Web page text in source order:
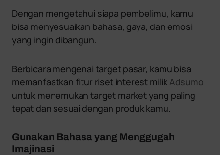
Dengan mengetahui siapa pembelimu, kamu
bisa menyesuaikan bahasa, gaya, dan emosi
yang ingin dibangun.
Berbicara mengenai target pasar, kamu bisa
memanfaatkan fitur riset interest milik Adsumo
untuk menemukan target market yang paling
tepat dan sesuai dengan produk kamu.
Gunakan Bahasa yang Menggugah
Imajinasi